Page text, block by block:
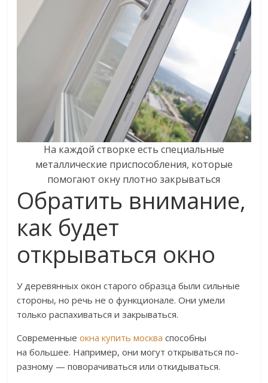
На каждой створке есть специальные
металлические приспособления, которые
помогают окну плотно закрываться
Обратить внимание,
как будет
открываться окно
У деревянных окон старого образца были сильные
стороны, но речь не о функционале. Они умели
только распахиваться и закрываться.
Современныеокна купить москва способны
на большее. Например, они могут открываться по-
разному — поворачиваться или откидываться.